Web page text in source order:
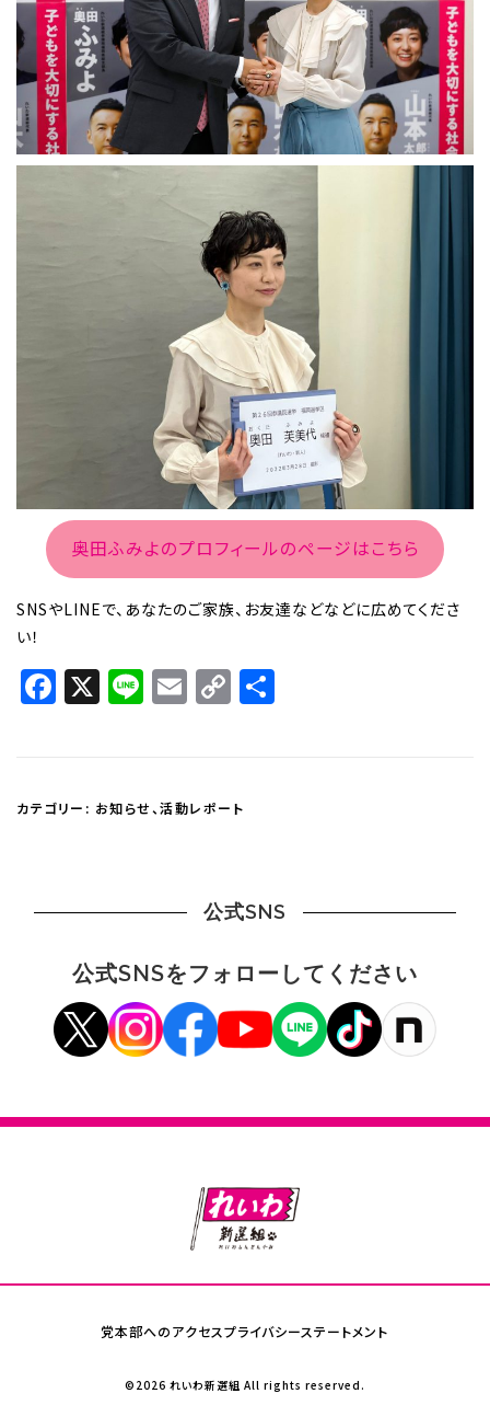
奥田ふみよのプロフィールのページはこちら
SNSやLINEで、あなたのご家族、お友達などなどに広めてくださ
い！
Facebook
X LineEmail
Copy
Link
カテゴリー: お知らせ、活動レポート
公式SNS
公式SNSをフォローしてください
党本部へのアクセスプライバシーステートメント
©2026 れいわ新選組 All rights reserved.